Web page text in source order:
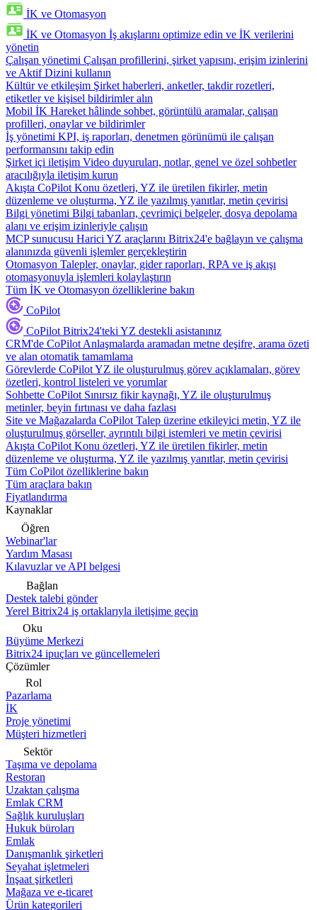
İK ve Otomasyon
İK ve Otomasyon İş akışlarını optimize edin ve İK verilerini
yönetin
Çalışan yönetimi Çalışan profillerini, şirket yapısını, erişim izinlerini
ve Aktif Dizini kullanın
Kültür ve etkileşim Şirket haberleri, anketler, takdir rozetleri,
etiketler ve kişisel bildirimler alın
Mobil İK Hareket hâlinde sohbet, görüntülü aramalar, çalışan
profilleri, onaylar ve bildirimler
İş yönetimi KPI, iş raporları, denetmen görünümü ile çalışan
performansını takip edin
Şirket içi iletişim Video duyuruları, notlar, genel ve özel sohbetler
aracılığıyla iletişim kurun
Akışta CoPilot Konu özetleri, YZ ile üretilen fikirler, metin
düzenleme ve oluşturma, YZ ile yazılmış yanıtlar, metin çevirisi
Bilgi yönetimi Bilgi tabanları, çevrimiçi belgeler, dosya depolama
alanı ve erişim izinleriyle çalışın
MCP sunucusu Harici YZ araçlarını Bitrix24'e bağlayın ve çalışma
alanınızda güvenli işlemler gerçekleştirin
Otomasyon Talepler, onaylar, gider raporları, RPA ve iş akışı
otomasyonuyla işlemleri kolaylaştırın
Tüm İK ve Otomasyon özelliklerine bakın
CoPilot
CoPilot Bitrix24'teki YZ destekli asistanınız
CRM'de CoPilot Anlaşmalarda aramadan metne deşifre, arama özeti
ve alan otomatik tamamlama
Görevlerde CoPilotYZ ile oluşturulmuş görev açıklamaları, görev
özetleri, kontrol listeleri ve yorumlar
Sohbette CoPilot Sınırsız fikir kaynağı, YZ ile oluşturulmuş
metinler, beyin fırtınası ve daha fazlası
Site ve Mağazalarda CoPilot Talep üzerine etkileyici metin, YZ ile
oluşturulmuş görseller, ayrıntılı bilgi istemleri ve metin çevirisi
Akışta CoPilot Konu özetleri, YZ ile üretilen fikirler, metin
düzenleme ve oluşturma, YZ ile yazılmış yanıtlar, metin çevirisi
Tüm CoPilot özelliklerine bakın
Tüm araçlara bakın
Fiyatlandırma
Kaynaklar
Öğren
Webinar'lar
Yardım Masası
Kılavuzlar ve API belgesi
Bağlan
Destek talebi gönder
Yerel Bitrix24 iş ortaklarıyla iletişime geçin
Oku
Büyüme Merkezi
Bitrix24 ipuçları ve güncellemeleri
Çözümler
Rol
Pazarlama
İK
Proje yönetimi
Müşteri hizmetleri
Sektör
Taşıma ve depolama
Restoran
Uzaktan çalışma
Emlak CRM
Sağlık kuruluşları
Hukuk büroları
Emlak
Danışmanlık şirketleri
Seyahat işletmeleri
İnşaat şirketleri
Mağaza ve e-ticaret
Ürün kategorileri